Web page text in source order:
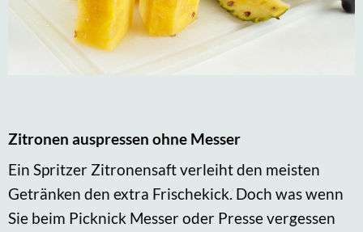
Zitronen auspressen ohne Messer
Ein Spritzer Zitronensaft verleiht den meisten
Getränken den extra Frischekick. Doch was wenn
Sie beim Picknick Messer oder Presse vergessen